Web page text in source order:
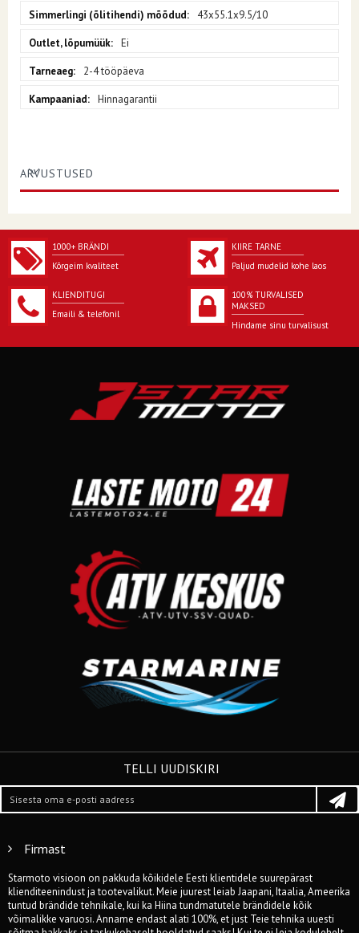
43x55.1x9.5/10
Ei
2-4 tööpäeva
Hinnagarantii
ARVUSTUSED
1000+ BRÄNDI
Kõrgeim kvaliteet
KIIRE TARNE
Paljud mudelid kohe laos
KLIENDITUGI
Emaili & telefonil
100% TURVALISED
MAKSED
Hindame sinu turvalisust
TELLI UUDISKIRI
Firmast
Starmoto visioon on pakkuda kõikidele Eesti klientidele suurepärast
klienditeenindust ja tootevalikut. Meie juurest leiab Jaapani, Itaalia, Ameerika
tuntud brändide tehnikale, kui ka Hiina tundmatutele brändidele kõik
võimalikke varuosi. Anname endast alati 100%, et just Teie tehnika uuesti